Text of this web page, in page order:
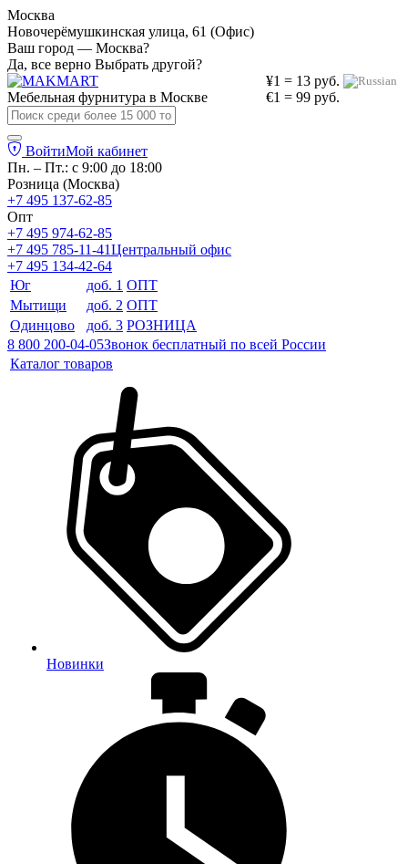
Москва
Новочерёмушкинская улица, 61 (Офис)
Ваш город — Москва?
Да, все верно Выбрать другой?
¥1 = 13 руб.
€1 = 99 руб.
Мебельная фурнитура в Москве
ВойтиМой кабинет
Пн. – Пт.: с 9:00 до 18:00
Розница (Москва)
+7 495 137-62-85
Опт
+7 495 974-62-85
+7 495 785-11-41Центральный офис
+7 495 134-42-64
Юг
доб. 1 ОПТ
Мытищи
доб. 2 ОПТ
Одинцово
доб. 3 РОЗНИЦА
8 800 200-04-05Звонок бесплатный по всей России
Каталог товаров
Новинки